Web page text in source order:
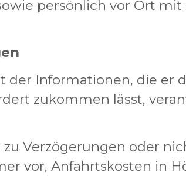
persönlich vor Ort
der Informationen, die er
zukommen lässt,
Verzögerungen oder
vor, Anfahrtskosten in